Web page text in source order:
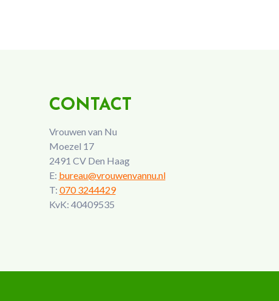
CONTACT
Vrouwen van Nu
Moezel 17
2491 CV Den Haag
E: bureau@vrouwenvannu.nl
T: 070 3244429
KvK: 40409535